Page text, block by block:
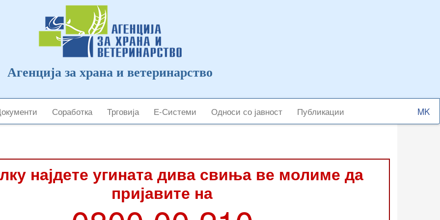
Агенција за храна и ветеринарство
Соработка Трговија Е-Системи Односи со јавност Публикации
Select
your
најдете угината дива свиња ве молиме да
пријавите на